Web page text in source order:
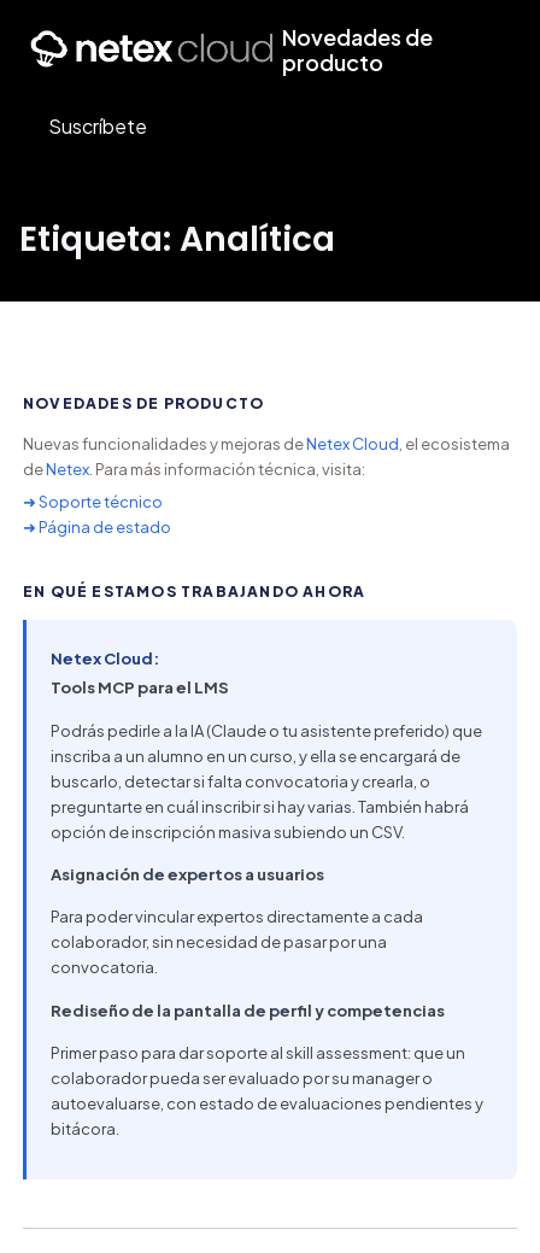
Novedades de
producto
Suscríbete
Etiqueta: Analítica
NOVEDADES DE PRODUCTO
Nuevas funcionalidades y mejoras deNetex Cloud , el ecosistema
deNetex. Para más información técnica, visita:
➜ Soporte técnico
➜ Página de estado
EN QUÉ ESTAMOS TRABAJANDO AHORA
Netex Cloud:
Tools MCP para el LMS
Podrás pedirle a la IA (Claude o tu asistente preferido) que
inscriba a un alumno en un curso, y ella se encargará de
buscarlo, detectar si falta convocatoria y crearla, o
preguntarte en cuál inscribir si hay varias. También habrá
opción de inscripción masiva subiendo un CSV.
Asignación de expertos a usuarios
Para poder vincular expertos directamente a cada
colaborador, sin necesidad de pasar por una
convocatoria.
Rediseño de la pantalla de perfil y competencias
Primer paso para dar soporte al skill assessment: que un
colaborador pueda ser evaluado por su manager o
autoevaluarse, con estado de evaluaciones pendientes y
bitácora.